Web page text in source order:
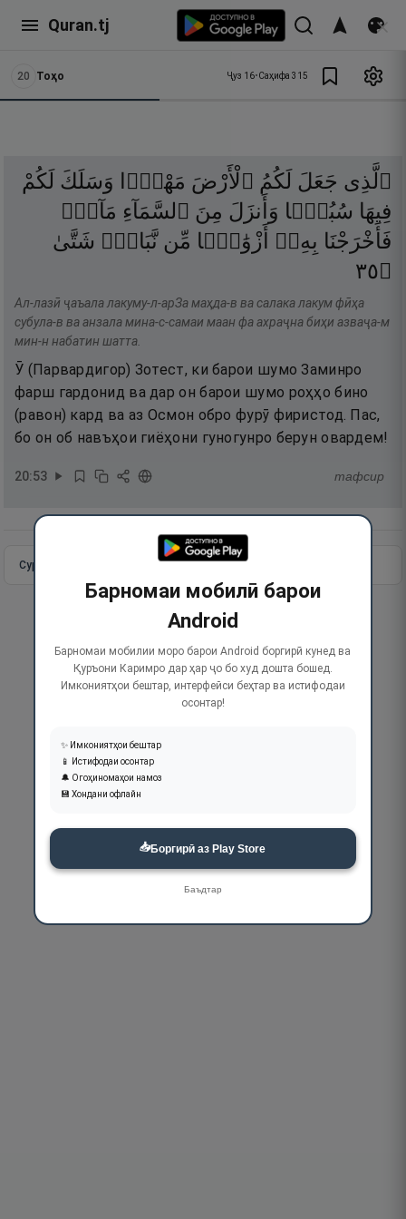
Quran.tj
20 Тоҳо Ҷуз 16•Саҳифа 315
ٱلَّذِى جَعَلَ لَكُمُ ٱلْأَرْضَ مَهْدًۭا وَسَلَكَ لَكُمْ
فِيهَا سُبُلًۭا وَأَنزَلَ مِنَ ٱلسَّمَآءِ مَآءًۭ
فَأَخْرَجْنَا بِهِۦٓ أَزْوَٰجًۭا مِّن نَّبَاتٍۢ شَتَّىٰ
۝٥٣
Ал-лазӣ ҷаъала лакуму-л-арЗа маҳда-в ва салака лакум фӣҳа
субула-в ва анзала мина-с-самаи маан фа ахраҷна биҳи азваҷа-м
мин-н набатин шатта.
Ӯ (Парвардигор) Зотест, ки барои шумо Заминро
фарш гардонид ва дар он барои шумо роҳҳо бино
(равон) кард ва аз Осмон обро фурӯ фиристод. Пас,
бо он об навъҳои гиёҳони гуногунро берун овардем!
20:53 тафсир
Сураи пурра Идома додан
Барномаи мобилӣ барои
Android
Барномаи мобилии моро барои Android боргирӣ кунед ва
Қуръони Каримро дар ҳар ҷо бо худ дошта бошед.
Имкониятҳои бештар, интерфейси беҳтар ва истифодаи
осонтар!
✨ Имкониятҳои бештар
📱 Истифодаи осонтар
🔔 Огоҳиномаҳои намоз
💾 Хондани офлайн
📥Боргирӣ аз Play Store
Баъдтар